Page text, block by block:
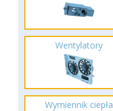
Wentylatory
Wymiennik ciepła